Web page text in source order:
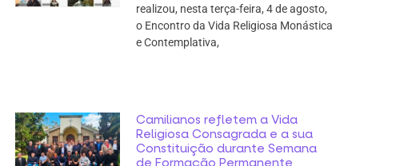
realizou, nesta terça-feira, 4 de agosto,
o Encontro da Vida Religiosa Monástica
e Contemplativa,
Camilianos refletem a Vida
Religiosa Consagrada e a sua
Constituição durante Semana